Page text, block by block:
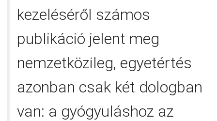
kezeléséről számos
publikáció jelent meg
nemzetközileg, egyetértés
azonban csak két dologban
van: a gyógyuláshoz az